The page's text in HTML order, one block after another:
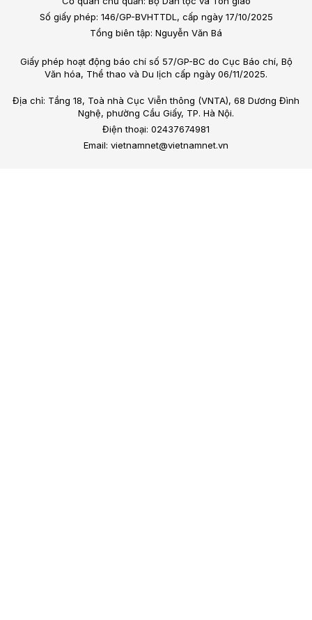
Số giấy phép: 146/GP-BVHTTDL, cấp ngày 17/10/2025
Tổng biên tập: Nguyễn Văn Bá
Giấy phép hoạt động báo chí số 57/GP-BC do Cục Báo chí, Bộ
Văn hóa, Thể thao và Du lịch cấp ngày 06/11/2025.
Địa chỉ: Tầng 18, Toà nhà Cục Viễn thông (VNTA), 68 Dương Đình
Nghệ, phường Cầu Giấy, TP. Hà Nội.
Điện thoại: 02437674981
Email: vietnamnet@vietnamnet.vn